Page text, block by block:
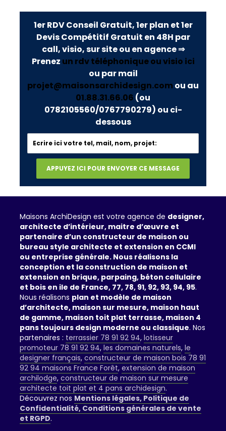
1er RDV Conseil Gratuit, 1er plan et 1er
Devis Compétitif Gratuit en 48H par
call, visio, sur site ou en agence ⇒
Prenez un rdv téléphonique ou visio ici
ou par mail
projet@maisonsarchidesign.com ou au
01.88.31.66.06 (ou
0782105560/0767790279) ou ci-
dessous
Maisons ArchiDesign est votre agence de designer,
architecte d’intérieur, maitre d’œuvre et
partenaire d’un constructeur de maison ou
bureau style architecte et extension en CCMI
ou entreprise générale. Nous réalisons la
conception et la construction de maison et
extension en brique, parpaing, béton cellulaire
et bois en ile de France, 77, 78, 91, 92, 93, 94, 95.
Nous réalisons plan et modèle de maison
d’architecte, maison sur mesure, maison haut
de gamme, maison toit plat terrasse, maison 4
pans toujours design moderne ou classique. Nos
partenaires : terrassier 78 91 92 94, lotisseur
promoteur 78 91 92 94, les domaines naturels, le
designer français, constructeur de maison bois 78 91
92 94 maisons France Forêt, extension de maison
archilodge, constructeur de maison sur mesure
architecte toit plat et 4 pans archidesign.
Découvrez nos Mentions légales, Politique de
Confidentialité, Conditions générales de vente
et RGPD.